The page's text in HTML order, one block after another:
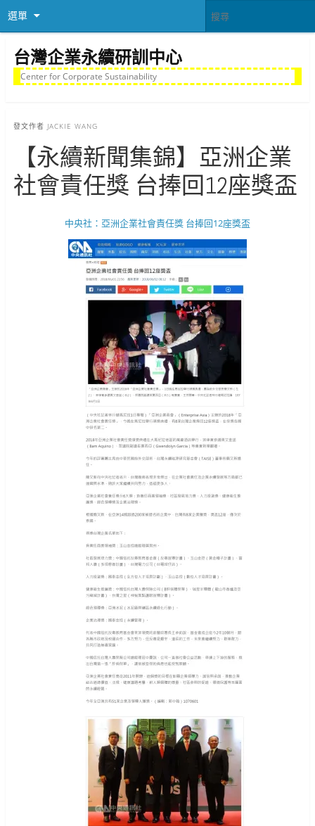
選單
台灣企業永續研訓中心
Center for Corporate Sustainability
發文作者 JACKIE WANG
【永續新聞集錦】亞洲企業
社會責任獎 台捧回12座獎盃
中央社：亞洲企業社會責任獎 台捧回12座獎盃